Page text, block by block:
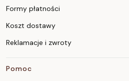
Formy płatności
Koszt dostawy
Reklamacje i zwroty
Pomoc